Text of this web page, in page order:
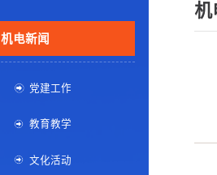
机电新闻
党建工作
教育教学
文化活动
机